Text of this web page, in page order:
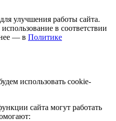
улучшения работы сайта.
в соответствии
— в Политике
использовать cookie-
сайта могут работать